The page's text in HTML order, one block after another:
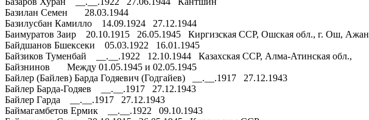
Базилан Семен 28.03.1944
Базилусбан Камилло 14.09.1924 27.12.1944
Баимуратов Заир 20.10.1915 26.05.1945 Киргизская ССР, Ошская обл., г. Ош, Ажан
Байдшанов Бшексеки 05.03.1922 16.01.1945
Байзиков Туменбай __.__.1922 12.10.1944 Казахская ССР, Алма-Атинская обл.,
Байзнинов Между 01.05.1945 и 02.05.1945
Байлер (Байлев) Барда Годяевич (Годгайев) __.__.1917 27.12.1943
Байлер Барда-Годяев __.__.1917 27.12.1943
Байлер Гарда __.__.1917 27.12.1943
Баймагамбетов Ермик __.__.1922 09.10.1943